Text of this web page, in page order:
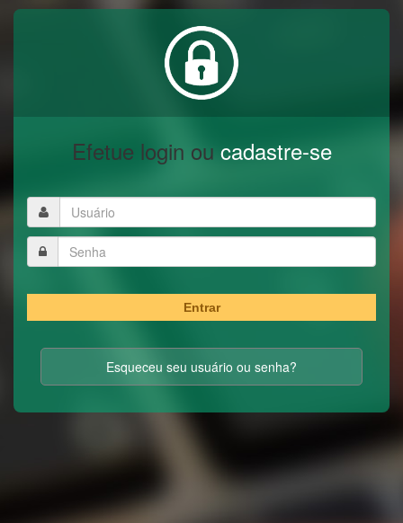
Efetue login ou cadastre-se
Entrar
Esqueceu seu usuário ou senha?